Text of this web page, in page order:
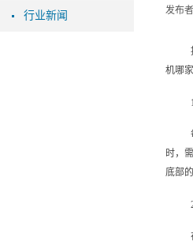
行业新闻 发布
机哪
时，
底部